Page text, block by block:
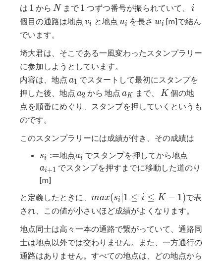
は 1
1 から N
N まで 1
1 つずつ番号が振られていて、i
i
個目の通路は地点 v_{i}
vi と地点 u_{i}
ui を長さ w_{i}
wi [m]で結ん
でいます。
埼大君は、そこである一風変わったスタンプラリー
に参加しようとしています。
内容は、地点 a_{1}
a1 でスタートして最初にスタンプを
押した後、地点 a_{2}
a2 から 地点 a_{K}
aK まで、 K
K 個の地
点を順番にめぐり、スタンプを押していくというも
のです。
このスタンプラリーには成績が付き、その成績は
s_{i}
:=
si :=地点a_{i}
ai でスタンプを押してから地点
ai+1 でスタンプを押すまでに移動した道のり
[m]
と定義したときに、 max({s_{i}
| 1 ≤ i ≤
K-1})
max(si 1 ≤ i ≤ K − 1)で表
され、この値が小さいほど成績がよくなります。
地点同士は高々一本の通路で繋がっていて、通路同
士は地点以外では交わりません。また、一方通行の
通路はありません。すべての地点は、どの地点から